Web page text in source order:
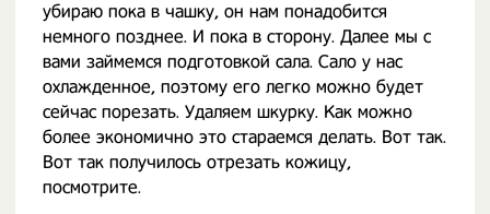
убираю пока в чашку, он нам понадобится
немного позднее. И пока в сторону. Далее мы с
вами займемся подготовкой сала. Сало у нас
охлажденное, поэтому его легко можно будет
сейчас порезать. Удаляем шкурку. Как можно
более экономично это стараемся делать. Вот так.
Вот так получилось отрезать кожицу,
посмотрите.